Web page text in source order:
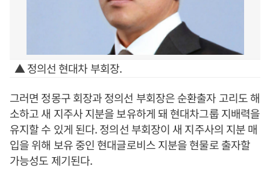
▲ 정의선 현대차 부회장.
그러면 정몽구 회장과 정의선 부회장은 순환출자 고리도 해
소하고 새 지주사 지분을 보유하게 돼 현대차그룹 지배력을
유지할 수 있게 된다. 정의선 부회장이 새 지주사의 지분 매
입을 위해 보유 중인 현대글로비스 지분을 현물로 출자할
가능성도 제기된다.